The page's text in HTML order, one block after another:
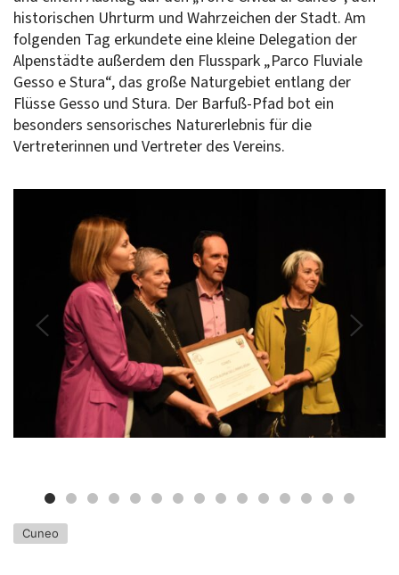
historischen Uhrturm und Wahrzeichen der Stadt. Am
folgenden Tag erkundete eine kleine Delegation der
Alpenstädte außerdem den Flusspark „Parco Fluviale
Gesso e Stura“, das große Naturgebiet entlang der
Flüsse Gesso und Stura. Der Barfuß-Pfad bot ein
besonders sensorisches Naturerlebnis für die
Vertreterinnen und Vertreter des Vereins.
Cuneo